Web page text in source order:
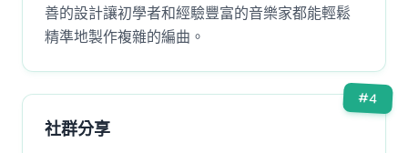
善的設計讓初學者和經驗豐富的音樂家都能輕鬆
精準地製作複雜的編曲。
#4
社群分享